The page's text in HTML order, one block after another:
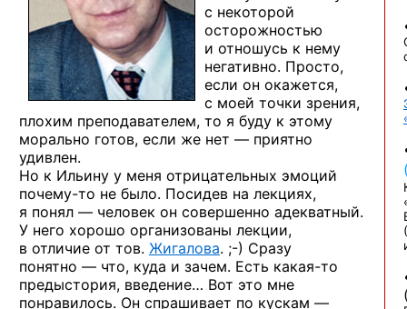
с некоторой
осторожностью
и отношусь к нему
негативно. Просто,
если он окажется,
с моей точки зрения,
плохим преподавателем, то я буду к этому
морально готов, если же нет — приятно
удивлен.
Но к Ильину у меня отрицательных эмоций
почему-то не было. Посидев на лекциях,
я понял — человек он совершенно адекватный.
У него хорошо организованы лекции,
в отличие от тов. Жигалова. ;-) Сразу
понятно — что, куда и зачем. Есть какая-то
предыстория, введение… Вот это мне
понравилось. Он спрашивает по кускам —
(